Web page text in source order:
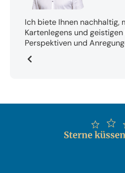
Ich biete Ihnen nachhaltig,
Kartenlegens und geistigen
Perspektiven und
Probleme in allen